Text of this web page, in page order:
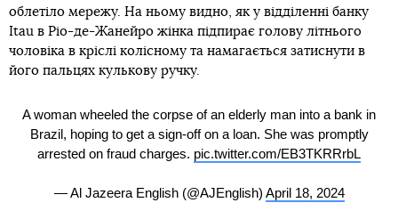
облетіло мережу. На ньому видно, як у відділенні банку
Itau в Ріо-де-Жанейро жінка підпирає голову літнього
чоловіка в кріслі колісному та намагається затиснути в
його пальцях кулькову ручку.
A woman wheeled the corpse of an elderly man into a bank in
Brazil, hoping to get a sign-off on a loan. She was promptly
arrested on fraud charges. pic.twitter.com/EB3TKRRrbL
— Al Jazeera English (@AJEnglish) April 18, 2024